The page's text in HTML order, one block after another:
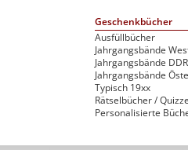
Geschenkbücher
Ausfüllbücher
Jahrgangsbände
Jahrgangsbände DDR
Jahrgangsbände
Typisch 19xx
Rätselbücher / Quizze
Personalisierte